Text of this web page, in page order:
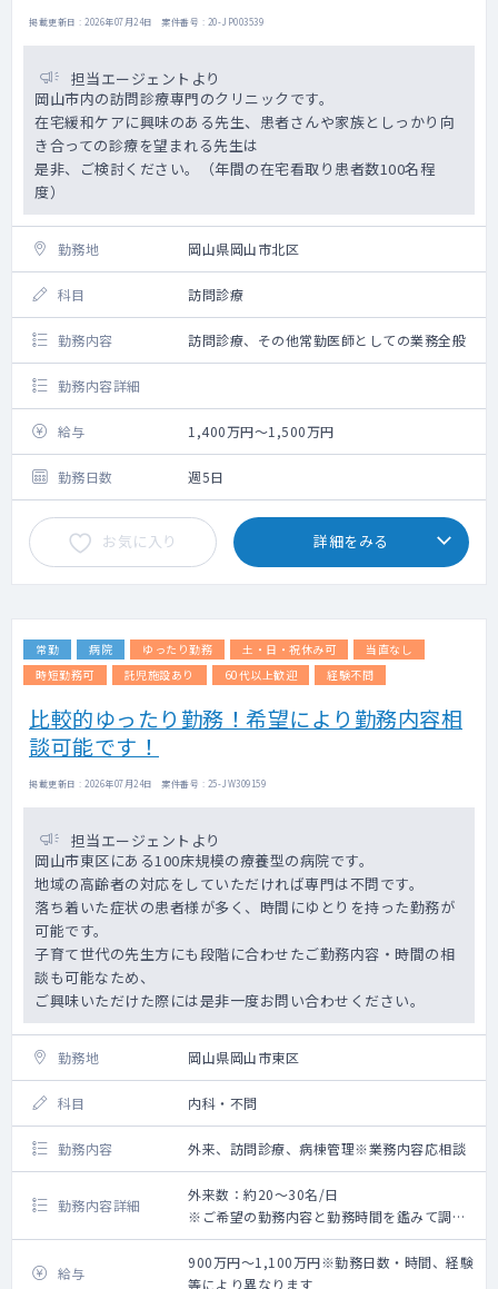
掲載更新日 : 2026年07月24日 案件番号 : 20-JP003539
担当エージェントより
岡山市内の訪問診療専門のクリニックです。
在宅緩和ケアに興味のある先生、患者さんや家族としっかり向
き合っての診療を望まれる先生は
是非、ご検討ください。（年間の在宅看取り患者数100名程
度）
勤務地 岡山県岡山市北区
科目 訪問診療
勤務内容 訪問診療、その他常勤医師としての業務全般
勤務内容詳細
給与 1,400万円～1,500万円
勤務日数 週5日
お気に入り 詳細をみる
常勤 病院 ゆったり勤務 土・日・祝休み可
当直なし
時短勤務可
託児施設あり 60代以上歓迎 経験不問
比較的ゆったり勤務！希望により勤務内容相
談可能です！
掲載更新日 : 2026年07月24日 案件番号 : 25-JW309159
担当エージェントより
岡山市東区にある100床規模の療養型の病院です。
地域の高齢者の対応をしていただければ専門は不問です。
落ち着いた症状の患者様が多く、時間にゆとりを持った勤務が
可能です。
子育て世代の先生方にも段階に合わせたご勤務内容・時間の相
談も可能なため、
ご興味いただけた際には是非一度お問い合わせください。
勤務地 岡山県岡山市東区
科目 内科・不問
勤務内容 外来、訪問診療、病棟管理※業務内容応相談
勤務内容詳細
外来数：約20～30名/日
※ご希望の勤務内容と勤務時間を鑑みて調整
いたします。
<業務内容>
■外来 ：担当コマ数 2コマ程度/週、外
給与
900万円～1,100万円※勤務日数・時間、経験
等により異なります